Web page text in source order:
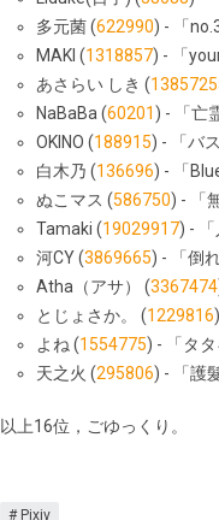
多元菌 (622990) - 「
MAKI (1318857) - 「
あさらい しき (
NaBaBa (60201) - 「亡
OKINO (188915) - 「バ
白木乃 (136696) - 「
ぬこマス (586750) - 「
Tamaki (19029917) -
河CY (3869665) - 「倒
Atha（アサ） (3367474
とじょさか。 (1229816
よね (1554775) - 「タ
天之火 (295806) - 「護
以上16位，ごゆっくり。
Pixiv